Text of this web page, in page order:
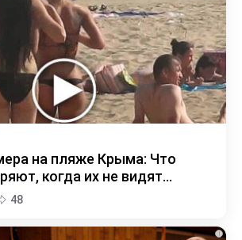
на пляже Крыма: Что
когда их не видят...
48
i